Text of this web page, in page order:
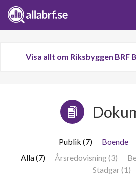
Visa allt om Riksbyggen BRF
Publik (7) Boende
Alla (7)
Årsredovisning (3)
Stadgar (1)